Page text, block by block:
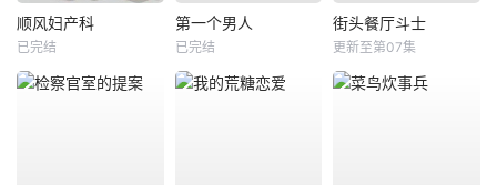
顺风妇产科
已完结
第一个男人
已完结
街头餐厅斗士
更新至第07集